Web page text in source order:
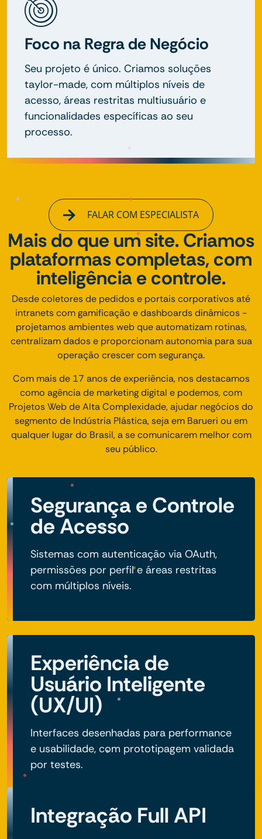
Foco na Regra de Negócio
Seu projeto é único. Criamos soluções
taylor-made, com múltiplos níveis de
acesso, áreas restritas multiusuário e
funcionalidades específicas ao seu
processo.
FALAR COM ESPECIALISTA
Mais do que um site. Criamos
plataformas completas, com
inteligência e controle.
Desde coletores de pedidos e portais corporativos até
intranets com gamificação e dashboards dinâmicos -
projetamos ambientes web que automatizam rotinas,
centralizam dados e proporcionam autonomia para sua
operação crescer com segurança.
Com mais de 17 anos de experiência, nos destacamos
como agência de marketing digital e podemos, com
Projetos Web de Alta Complexidade, ajudar negócios do
segmento de Indústria Plástica, seja em Barueri ou em
qualquer lugar do Brasil, a se comunicarem melhor com
seu público.
Segurança e Controle
de Acesso
Sistemas com autenticação via OAuth,
permissões por perfil e áreas restritas
com múltiplos níveis.
Experiência de
Usuário Inteligente
(UX/UI)
Interfaces desenhadas para performance
e usabilidade, com prototipagem validada
por testes.
Integração Full API